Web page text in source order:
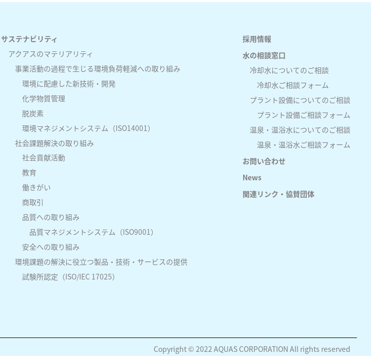
サステナビリティ
アクアスのマテリアリティ
事業活動の過程で生じる環境負荷軽減への取り組み
環境に配慮した新技術・開発
化学物質管理
脱炭素
環境マネジメントシステム（ISO14001）
社会課題解決の取り組み
社会貢献活動
教育
働きがい
商取引
品質への取り組み
品質マネジメントシステム（ISO9001）
安全への取り組み
環境課題の解決に役立つ製品・技術・サービスの提供
試験所認定（ISO/IEC 17025）
採用情報
水の相談窓口
冷却水についてのご相談
冷却水ご相談フォーム
プラント設備についてのご相談
プラント設備ご相談フォーム
温泉・温浴水についてのご相談
温泉・温浴水ご相談フォーム
お問い合わせ
News
関連リンク・協賛団体
Copyright © 2022 AQUAS CORPORATION All rights reserved